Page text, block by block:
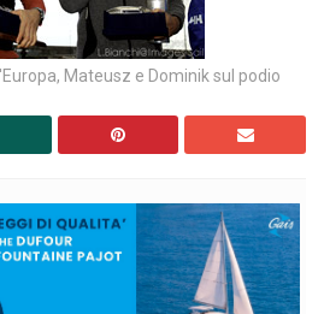
Mateusz e Dominik sul podio